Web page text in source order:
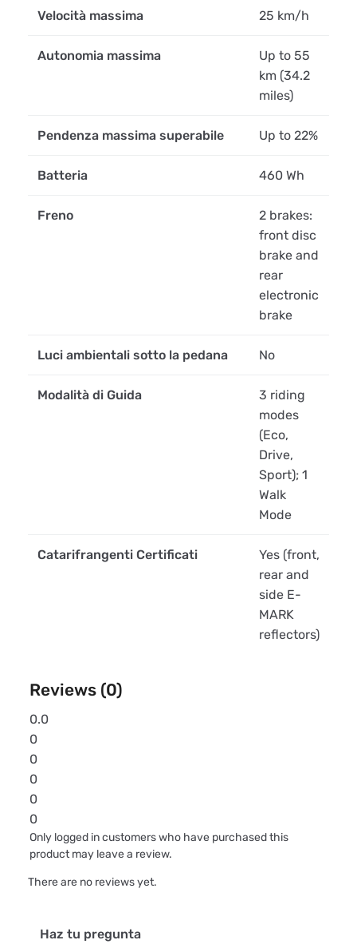
Velocità massima 25 km/h
Autonomia massima
Up to 55
km (34.2
miles)
Pendenza massima superabile Up to 22%
Batteria 460 Wh
Freno
2 brakes:
front disc
brake and
rear
electronic
brake
Luci ambientali sotto la pedana No
Modalità di Guida
3 riding
modes
(Eco,
Drive,
Sport); 1
Walk
Mode
Catarifrangenti Certificati
Yes (front,
rear and
side E-
MARK
reflectors)
Reviews (0)
0.0
0
0
0
0
0
Only logged in customers who have purchased this
product may leave a review.
There are no reviews yet.
Haz tu pregunta